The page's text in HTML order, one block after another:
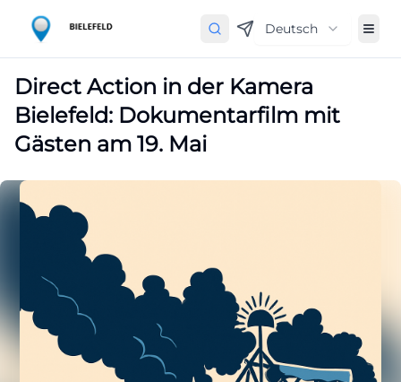
Deutsch
Direct Action in der Kamera
Bielefeld: Dokumentarfilm mit
Gästen am 19. Mai